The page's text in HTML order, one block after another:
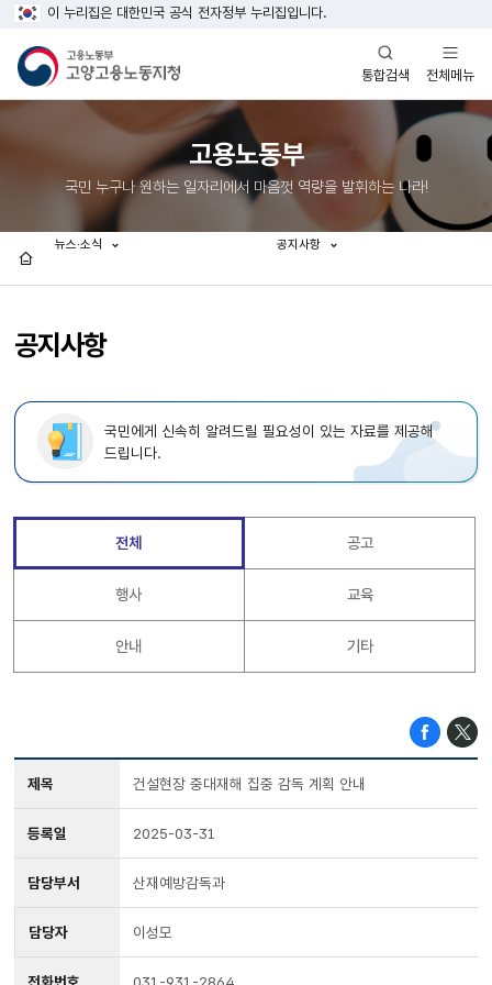
이 누리집은 대한민국 공식 전자정부 누리집입니다.
통합검색
열기
전체메뉴
열기
고용노동부
국민 누구나 원하는 일자리에서 마음껏 역량을 발휘하는 나라!
공지사항
뉴스·소식 공지사항
국민에게 신속히 알려드릴 필요성이 있는 자료를 제공해
드립니다.
전체 공고
행사 교육
안내 기타
제목 건설현장 중대재해 집중 감독 계획 안내
등록일 2025-03-31
담당부서 산재예방감독과
담당자 이성모